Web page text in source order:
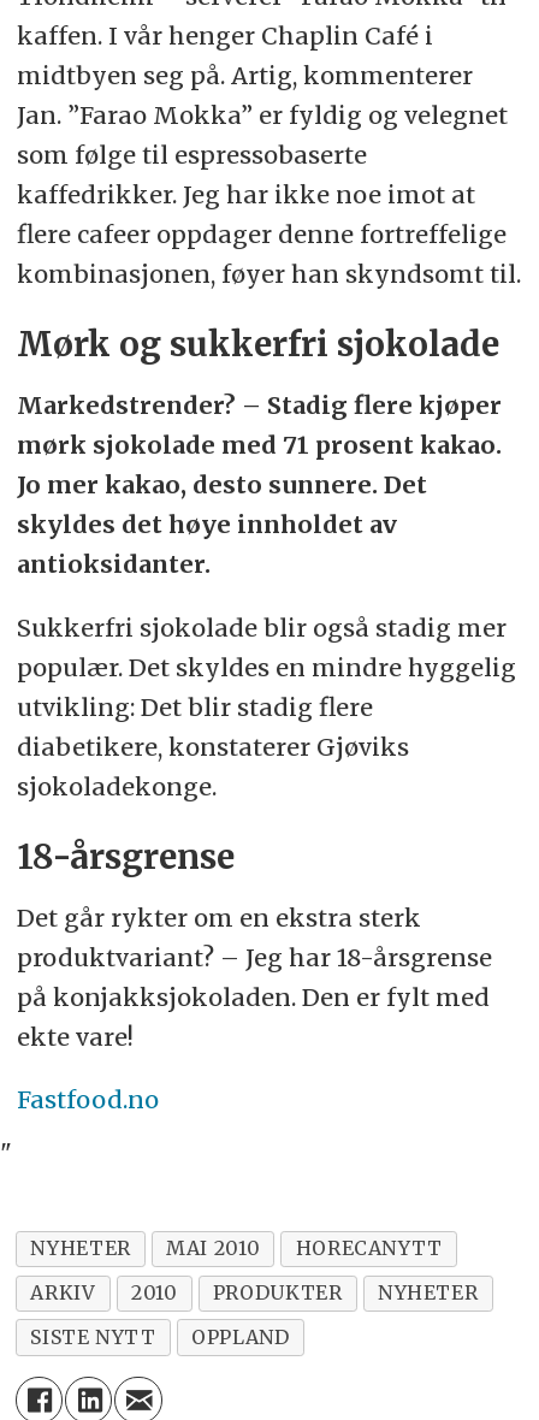
kaffen. I vår henger Chaplin Café i
midtbyen seg på. Artig, kommenterer
Jan. ”Farao Mokka” er fyldig og velegnet
som følge til espressobaserte
kaffedrikker. Jeg har ikke noe imot at
flere cafeer oppdager denne fortreffelige
kombinasjonen, føyer han skyndsomt til.
Mørk og sukkerfri sjokolade
Markedstrender? – Stadig flere kjøper
mørk sjokolade med 71 prosent kakao.
Jo mer kakao, desto sunnere. Det
skyldes det høye innholdet av
antioksidanter.
Sukkerfri sjokolade blir også stadig mer
populær. Det skyldes en mindre hyggelig
utvikling: Det blir stadig flere
diabetikere, konstaterer Gjøviks
sjokoladekonge.
18-årsgrense
Det går rykter om en ekstra sterk
produktvariant? – Jeg har 18-årsgrense
på konjakksjokoladen. Den er fylt med
ekte vare!
Fastfood.no
"
NYHETER MAI 2010
HORECANYTT
ARKIV
2010 PRODUKTER
NYHETER
SISTE NYTT
OPPLAND